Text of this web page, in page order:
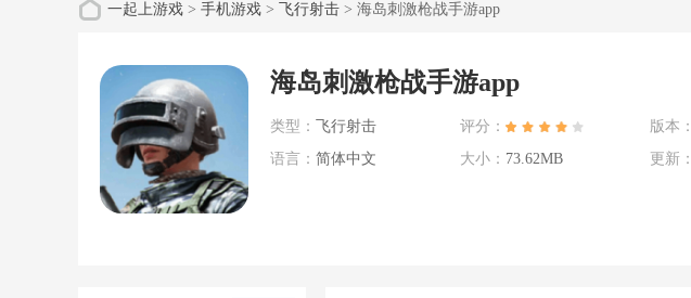
一起上游戏 > 手机游戏 > 飞行射击 > 海岛刺激枪战手游app
海岛刺激枪战手游app
类型： 飞行射击 评分： 版本：
语言： 简体中文 大小： 73.62MB 更新：